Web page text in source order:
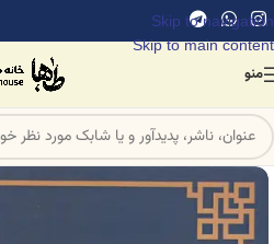
Skip to navigation
Skip to main content
منو